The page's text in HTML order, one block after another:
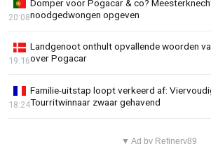
Domper voor Pogacar & co?
noodgedwongen opgeven
20:08
Landgenoot onthult opvallende woorden
over Pogacar
19:16
Familie-uitstap loopt verkeerd af:
Tourritwinnaar zwaar gehavend
18:24
▼ Ad by Refinery89